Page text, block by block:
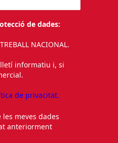
de dades:
NACIONAL.
informatiu i, si
de privacitat.
meves dades
anteriorment